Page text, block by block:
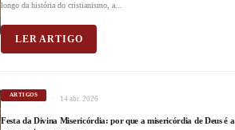
longo da história do cristianismo, a...
LER ARTIGO
ARTIGOS 14 abr. 2026
Festa da Divina Misericórdia: por que a misericórdia de Deus é a